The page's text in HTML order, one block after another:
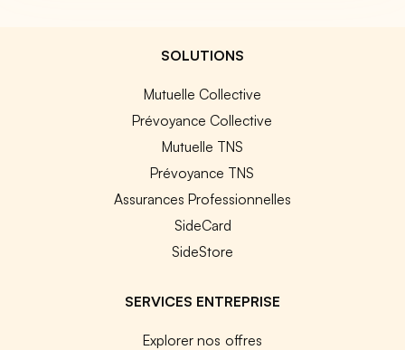
SOLUTIONS
Mutuelle Collective
Prévoyance Collective
Mutuelle TNS
Prévoyance TNS
Assurances Professionnelles
SideCard
SideStore
SERVICES ENTREPRISE
Explorer nos offres